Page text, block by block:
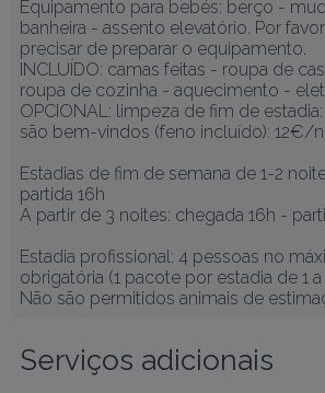
Equipamento para bebés: berço -
banheira - assento elevatório. Por
precisar de preparar o equipamento.
INCLUÍDO: camas feitas - roupa de
roupa de cozinha - aquecimento -
OPCIONAL: limpeza de fim de
são bem-vindos (feno incluído): 12€/
Estadias de fim de semana de 1-2
partida 16h
A partir de 3 noites: chegada 16h -
Estadia profissional: 4 pessoas no
obrigatória (1 pacote por estadia de 1 a
Não são permitidos animais de
Serviços adicionais